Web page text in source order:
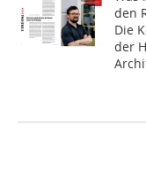
den
Die
der